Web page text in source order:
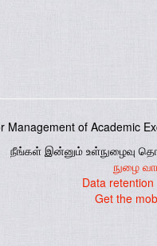
Management of Academic
நீங்கள் இன்னும் உள்நுழைவு
நுழை
Data
Get the